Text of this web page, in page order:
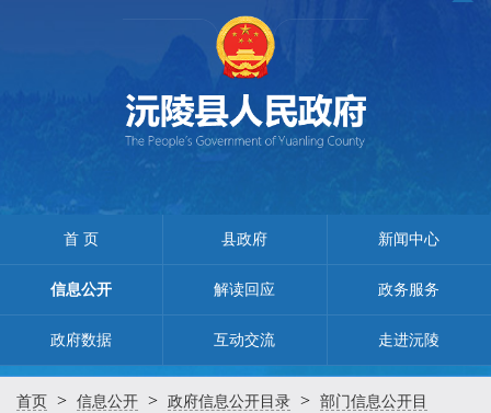
首 页 县政府 新闻中心
信息公开 解读回应 政务服务
政府数据 互动交流 走进沅陵
首页 > 信息公开 > 政府信息公开目录 > 部门信息公开目